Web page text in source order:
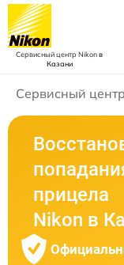
Сервисный центр Nikonв
Казани
Сервисный
прицела
Nikon в